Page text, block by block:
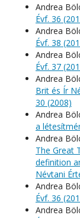
Andrea
Évf. 36
Andrea
Évf. 38
Andrea
Évf. 37
Andrea
Brit és Ír
30 (2008)
Andrea
a
Andrea
The Great
definition
Névtani
Andrea
Évf. 36
Andrea